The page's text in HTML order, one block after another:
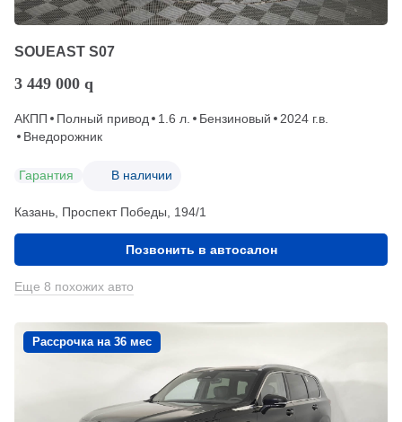
SOUEAST S07
3 449 000 q
АКПП Полный привод 1.6 л. Бензиновый
2024 г.в.
Внедорожник
Гарантия В наличии
Казань, Проспект Победы, 194/1
Позвонить в автосалон
Еще 8 похожих авто
Рассрочка на 36 мес